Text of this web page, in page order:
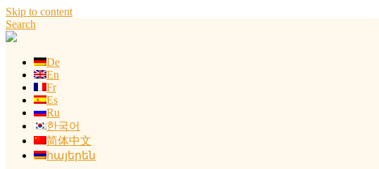
Skip to content
Search
De
En
Fr
Es
Ru
한국어
简体中文
հայերեն